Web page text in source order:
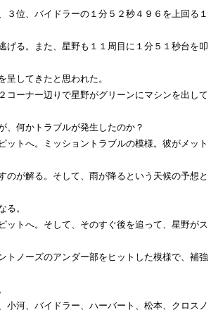
３位、バイドラーの１分５２秒４９６を上回る１
げる。また、星野も１１周目に１分５１秒台を叩
呈してきたと思われた。
コーナー辺りで星野がグリーンにマシンを出して
、何かトラブルが発生したのか？
トへ。ミッショントラブルの模様。彼がメット
のが解る。そして、雨が降るという天候の予想と
る。
ットへ。そして、そのすぐ後を追って、星野がス
トノーズのアンダー部をヒットした模様で、補強
小河、バイドラー、ハーバート、松本、クロスノ